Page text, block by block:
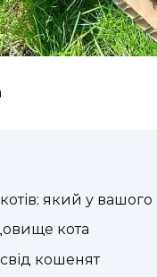
який у вашого
кота
кошенят